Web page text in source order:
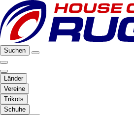
Suchen
Länder
Vereine
Trikots
Schuhe